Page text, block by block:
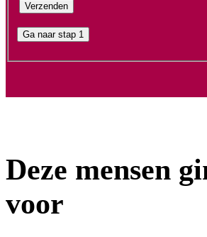
Ga naar stap 1
Deze mensen
voor